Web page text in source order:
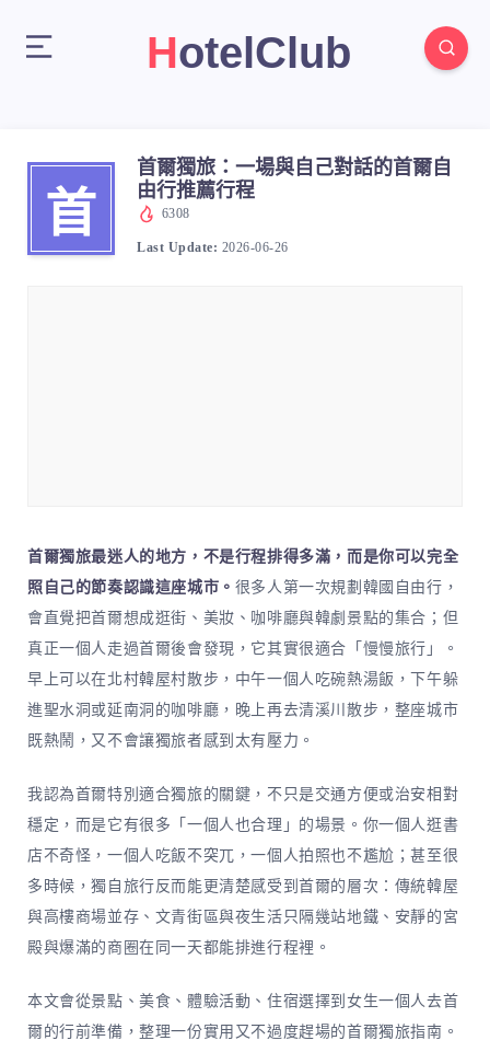
HotelClub
首
首爾獨旅：一場與自己對話的首爾自
由行推薦行程
6308
Last Update: 2026-06-26
首爾獨旅最迷人的地方，不是行程排得多滿，而是你可以完全
照自己的節奏認識這座城市。 很多人第一次規劃韓國自由行，
會直覺把首爾想成逛街、美妝、咖啡廳與韓劇景點的集合；但
真正一個人走過首爾後會發現，它其實很適合「慢慢旅行」。
早上可以在北村韓屋村散步，中午一個人吃碗熱湯飯，下午躲
進聖水洞或延南洞的咖啡廳，晚上再去清溪川散步，整座城市
既熱鬧，又不會讓獨旅者感到太有壓力。
我認為首爾特別適合獨旅的關鍵，不只是交通方便或治安相對
穩定，而是它有很多「一個人也合理」的場景。你一個人逛書
店不奇怪，一個人吃飯不突兀，一個人拍照也不尷尬；甚至很
多時候，獨自旅行反而能更清楚感受到首爾的層次：傳統韓屋
與高樓商場並存、文青街區與夜生活只隔幾站地鐵、安靜的宮
殿與爆滿的商圈在同一天都能排進行程裡。
本文會從景點、美食、體驗活動、住宿選擇到女生一個人去首
爾的行前準備，整理一份實用又不過度趕場的首爾獨旅指南。